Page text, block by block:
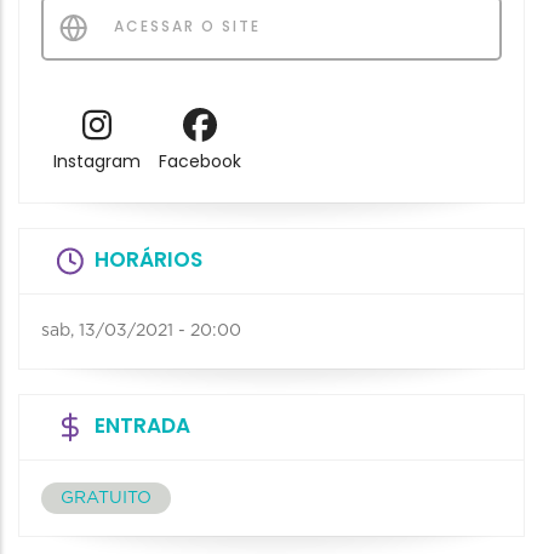
ACESSAR O SITE
Instagram Facebook
HORÁRIOS
sab, 13/03/2021 - 20:00
ENTRADA
GRATUITO